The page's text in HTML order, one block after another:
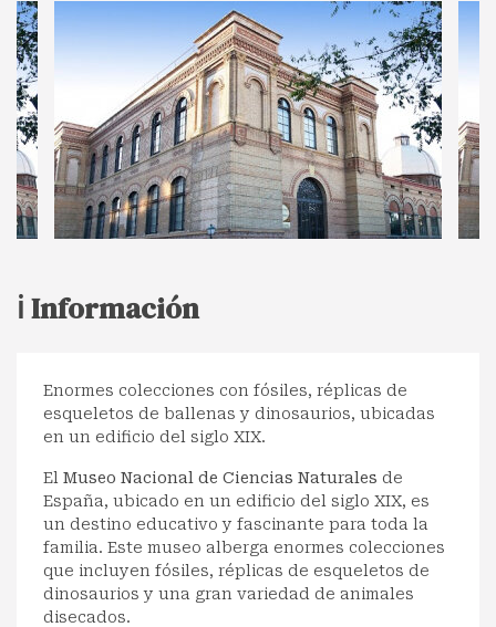
ℹ️ Información
Enormes colecciones con fósiles, réplicas de
esqueletos de ballenas y dinosaurios, ubicadas
en un edificio del siglo XIX.
El Museo Nacional de Ciencias Naturales de
España, ubicado en un edificio del siglo XIX, es
un destino educativo y fascinante para toda la
familia. Este museo alberga enormes colecciones
que incluyen fósiles, réplicas de esqueletos de
dinosaurios y una gran variedad de animales
disecados.